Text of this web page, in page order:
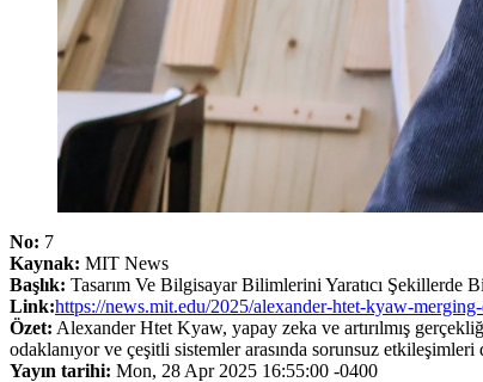
No: 7
Kaynak: MIT News
Başlık: Tasarım Ve Bilgisayar Bilimlerini Yaratıcı Şekillerde
Link:https://news.mit.edu/2025/alexander-htet-kyaw-
Özet: Alexander Htet Kyaw, yapay zeka ve artırılmış
odaklanıyor ve çeşitli sistemler arasında sorunsuz etkileşimleri
Yayın tarihi: Mon, 28 Apr 2025 16:55:00 -0400